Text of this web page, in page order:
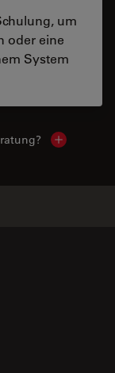
um
oder eine
System
Show